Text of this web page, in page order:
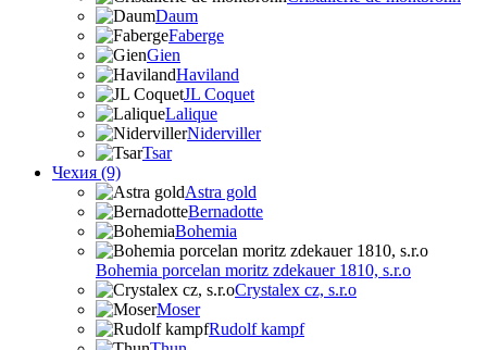
Daum
Faberge
Gien
Haviland
JL Coquet
Lalique
Niderviller
Tsar
Чехия (9)
Astra gold
Bernadotte
Bohemia
Bohemia porcelan moritz zdekauer 1810, s.r.o
Crystalex cz, s.r.o
Moser
Rudolf kampf